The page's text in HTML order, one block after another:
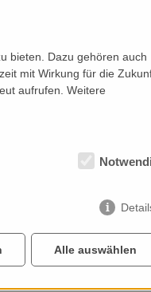
bieten. Dazu gehören auch
mit Wirkung für die
aufrufen. Weitere
Alle auswählen